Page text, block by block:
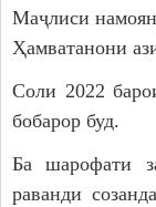
МАҚОМОТИ
САНАДҲОИ
Қарорҳои маҷлиси
Қарорҳои раиси
Маҷлиси
Ҳамватанони
Соли 2022
бобарор буд.
Ба шарофати
раванди